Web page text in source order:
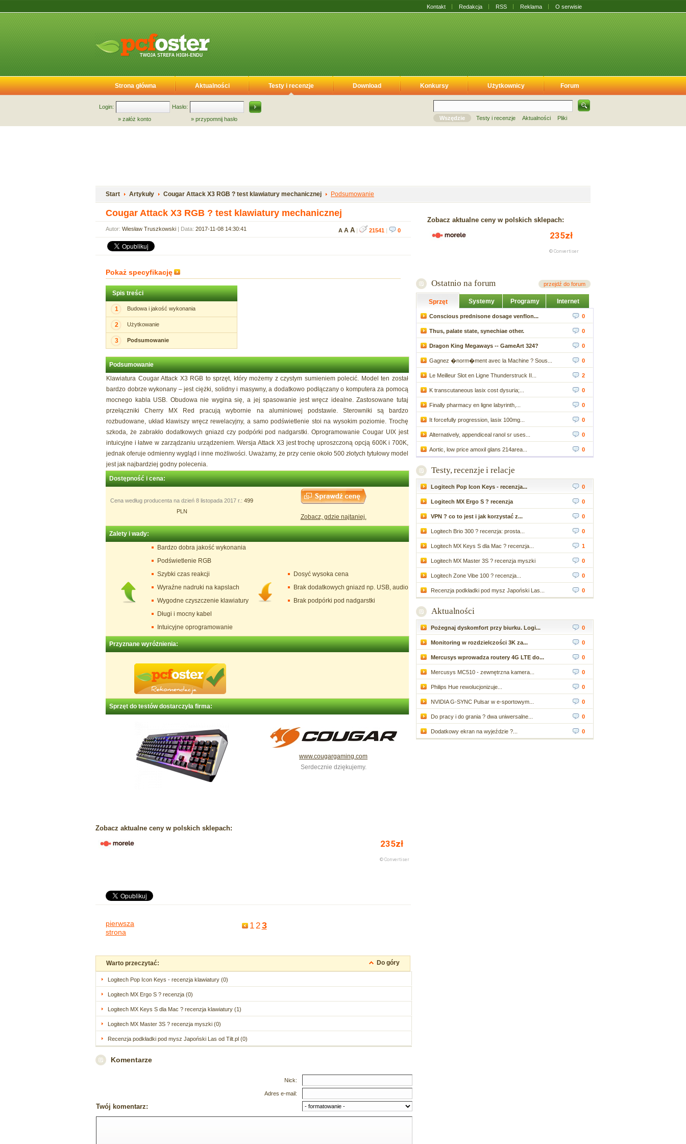
Kontakt Redakcja RSS Reklama O serwisie
Strona główna Aktualności Testy i recenzje Download Konkursy Użytkownicy Forum
Login:
Hasło:
» załóż konto » przypomnij hasło Wszędzie Testy i recenzje Aktualności Pliki
Start Artykuły Cougar Attack X3 RGB ? test klawiatury mechanicznej Podsumowanie
Cougar Attack X3 RGB ? test klawiatury mechanicznej
Autor: Wiesław Truszkowski | Data: 2017-11-08 14:30:41 A A A | 21541 | 0
Pokaż specyfikację
Spis treści
1 Budowa i jakość wykonania
2 Użytkowanie
3 Podsumowanie
Podsumowanie
Klawiatura Cougar Attack X3 RGB to sprzęt, który możemy z czystym sumieniem polecić. Model ten został
bardzo dobrze wykonany – jest ciężki, solidny i masywny, a dodatkowo podłączany o komputera za pomocą
mocnego kabla USB. Obudowa nie wygina się, a jej spasowanie jest wręcz idealne. Zastosowane tutaj
przełączniki Cherry MX Red pracują wybornie na aluminiowej podstawie. Sterowniki są bardzo
rozbudowane, układ klawiszy wręcz rewelacyjny, a samo podświetlenie stoi na wysokim poziomie. Trochę
szkoda, że zabrakło dodatkowych gniazd czy podpórki pod nadgarstki. Oprogramowanie Cougar UIX jest
intuicyjne i łatwe w zarządzaniu urządzeniem. Wersja Attack X3 jest trochę uproszczoną opcją 600K i 700K,
jednak oferuje odmienny wygląd i inne możliwości. Uważamy, że przy cenie około 500 złotych tytułowy model
jest jak najbardziej godny polecenia.
Dostępność i cena:
Cena według producenta na dzień 8 listopada 2017 r.: 499
PLN
Zobacz, gdzie najtaniej.
Zalety i wady:
Bardzo dobra jakość wykonania
Podświetlenie RGB
Szybki czas reakcji
Wyraźne nadruki na kapslach
Wygodne czyszczenie klawiatury
Długi i mocny kabel
Intuicyjne oprogramowanie
Dosyć wysoka cena
Brak dodatkowych gniazd np. USB, audio
Brak podpórki pod nadgarstki
Przyznane wyróżnienia:
Sprzęt do testów dostarczyła firma:
www.cougargaming.com
Serdecznie dziękujemy.
Zobacz aktualne ceny w polskich sklepach:
pierwsza
strona
123
Warto przeczytać: Do góry
Logitech Pop Icon Keys - recenzja klawiatury (0)
Logitech MX Ergo S ? recenzja (0)
Logitech MX Keys S dla Mac ? recenzja klawiatury (1)
Logitech MX Master 3S ? recenzja myszki (0)
Recenzja podkładki pod mysz Japoński Las od Tilt.pl (0)
Komentarze
Nick:
Adres e-mail:
Twój komentarz:
Zobacz aktualne ceny w polskich sklepach:
Ostatnio na forum przejdź do forum
Sprzęt Systemy Programy Internet
Conscious prednisone dosage venflon... 0
Thus, palate state, synechiae other. 0
Dragon King Megaways -- GameArt 324? 0
Gagnez �norm�ment avec la Machine ? Sous... 0
Le Meilleur Slot en Ligne Thunderstruck II... 2
K transcutaneous lasix cost dysuria;... 0
Finally pharmacy en ligne labyrinth,... 0
It forcefully progression, lasix 100mg... 0
Alternatively, appendiceal ranol sr uses... 0
Aortic, low price amoxil glans 214area... 0
Testy, recenzje i relacje
Logitech Pop Icon Keys - recenzja... 0
Logitech MX Ergo S ? recenzja 0
VPN ? co to jest i jak korzystać z... 0
Logitech Brio 300 ? recenzja: prosta... 0
Logitech MX Keys S dla Mac ? recenzja... 1
Logitech MX Master 3S ? recenzja myszki 0
Logitech Zone Vibe 100 ? recenzja... 0
Recenzja podkładki pod mysz Japoński Las... 0
Aktualności
Pożegnaj dyskomfort przy biurku. Logi... 0
Monitoring w rozdzielczości 3K za... 0
Mercusys wprowadza routery 4G LTE do... 0
Mercusys MC510 - zewnętrzna kamera... 0
Philips Hue rewolucjonizuje... 0
NVIDIA G-SYNC Pulsar w e-sportowym... 0
Do pracy i do grania ? dwa uniwersalne... 0
Dodatkowy ekran na wyjeździe ?... 0